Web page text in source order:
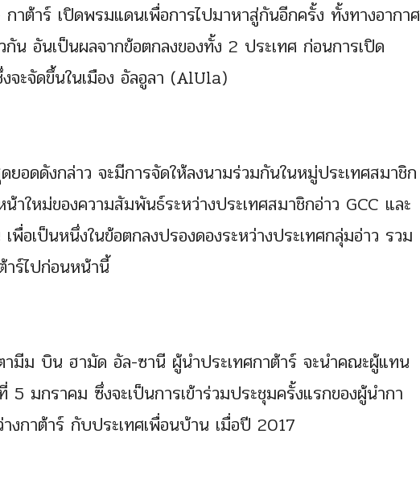
ต้าร์ เปิดพรมแดนเพื่อการไปมาหาสู่กันอีกครั้ง ทั้งทางอากาศ
กัน อันเป็นผลจากข้อตกลงของทั้ง 2 ประเทศ ก่อนการเปิด
จะจัดขึ้นในเมือง อัลอูลา (AlUla)
ยอดดังกล่าว จะมีการจัดให้ลงนามร่วมกันในหมู่ประเทศสมาชิก
าใหม่ของความสัมพันธ์ระหว่างประเทศสมาชิกอ่าว GCC และ
พื่อเป็นหนึ่งในข้อตกลงปรองดองระหว่างประเทศกลุ่มอ่าว รวม
ร์ไปก่อนหน้านี้
ามีม บิน ฮามัด อัล-ซานี ผู้นำประเทศกาต้าร์ จะนำคณะผู้แทน
5 มกราคม ซึ่งจะเป็นการเข้าร่วมประชุมครั้งแรกของผู้นำกา
งกาต้าร์ กับประเทศเพื่อนบ้าน เมื่อปี 2017